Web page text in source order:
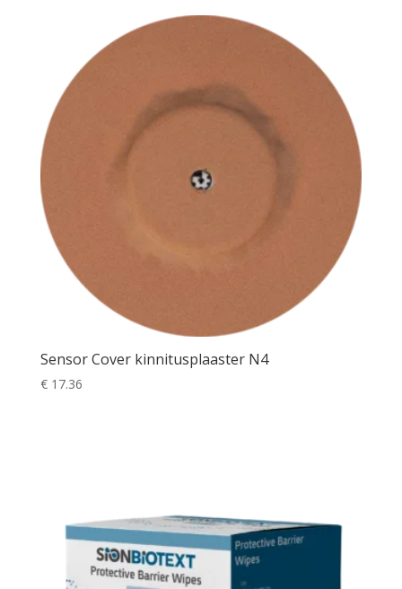
Sensor Cover kinnitusplaaster N4
€17.36